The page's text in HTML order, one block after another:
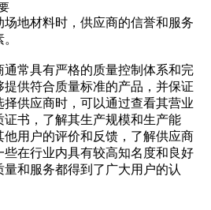
地材料时，供应商的信誉和服务
常具有严格的质量控制体系和完
供符合质量标准的产品，并保证
供应商时，可以通过查看其营业
书，了解其生产规模和生产能
用户的评价和反馈，了解供应商
在行业内具有较高知名度和良好
和服务都得到了广大用户的认